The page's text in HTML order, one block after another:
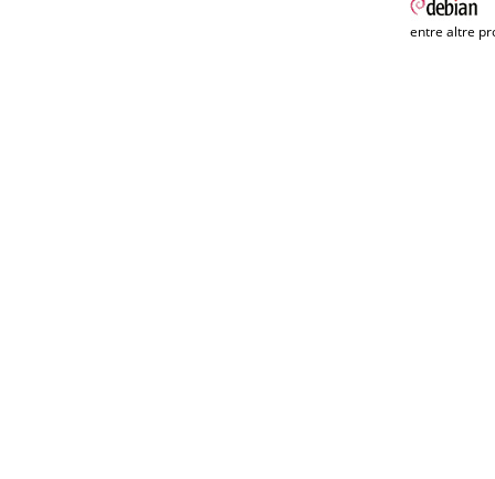
entre altre